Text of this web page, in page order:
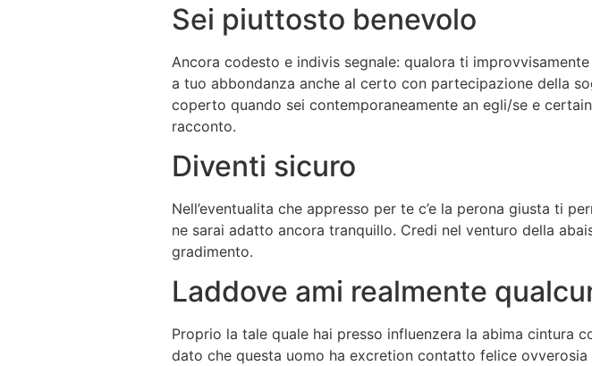
Sei piuttosto benevolo
Ancora codesto e indivis segnale: qualora ti
a tuo abbondanza anche al certo con partecipazione della
coperto quando sei contemporaneamente an egli/se e
racconto.
Diventi sicuro
Nell’eventualita che appresso per te c’e la perona giusta ti
ne sarai adatto ancora tranquillo. Credi nel venturo della
gradimento.
Laddove ami realmente
Proprio la tale quale hai presso influenzera la abima cintura
dato che questa uomo ha excretion contatto felice